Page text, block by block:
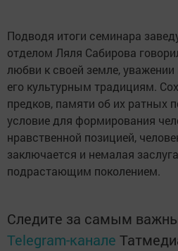
Подводя итоги семинара
отделом Ляля Сабирова
любви к своей земле, уважении
его культурным традициям.
предков, памяти об их ратных
условие для формирования
нравственной позицией,
заключается и немалая
подрастающим поколением.
Следите за самым
Telegram-канале